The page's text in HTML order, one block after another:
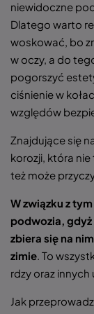
niewidoczne
Dlatego warto
woskować, bo
w oczy, a do
pogorszyć
ciśnienie w
względów
Znajdujące się
korozji, która
też może
W związku z
podwozia,
zbiera się na
zimie. To
rdzy oraz
Jak